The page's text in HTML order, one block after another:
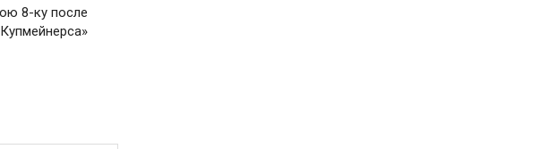
8-ку после